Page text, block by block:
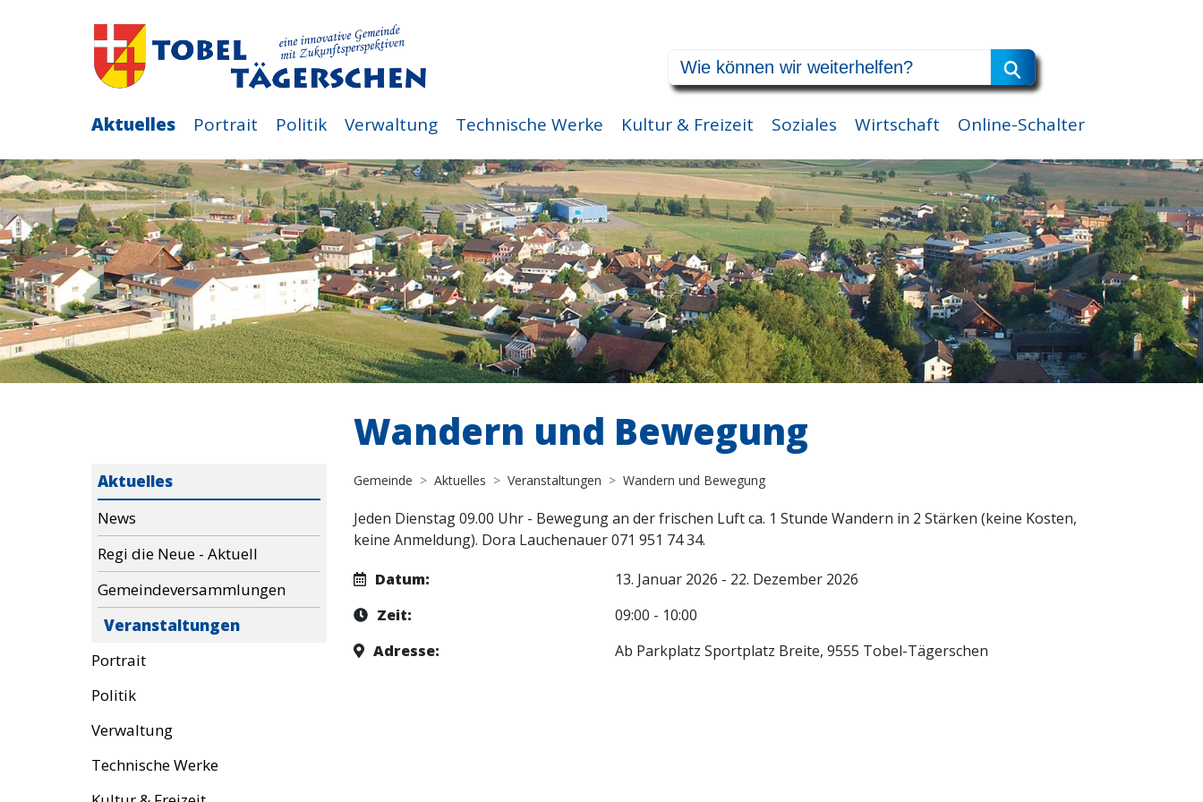
Aktuelles Portrait Politik Verwaltung Technische Werke Kultur & Freizeit Soziales Wirtschaft Online-Schalter
Aktuelles
News
Regi die Neue - Aktuell
Gemeindeversammlungen
Veranstaltungen
Portrait
Politik
Verwaltung
Technische Werke
Wandern und Bewegung
Gemeinde Aktuelles Veranstaltungen Wandern und Bewegung
Jeden Dienstag 09.00 Uhr - Bewegung an der frischen Luft ca. 1 Stunde Wandern in 2 Stärken (keine Kosten,
keine Anmeldung). Dora Lauchenauer 071 951 74 34.
Datum:
13. Januar 2026 - 22. Dezember 2026
Zeit:
09:00 - 10:00
Adresse:
Ab Parkplatz Sportplatz Breite, 9555 Tobel-Tägerschen